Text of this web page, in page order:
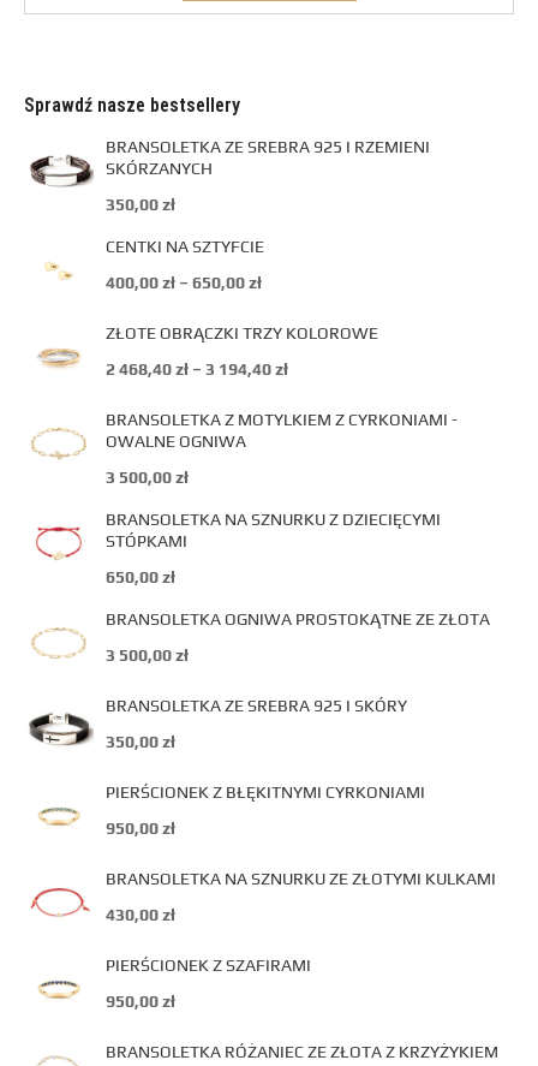
Sprawdź nasze bestsellery
BRANSOLETKA ZE SREBRA 925 I RZEMIENI
SKÓRZANYCH
350,00zł
CENTKI NA SZTYFCIE
400,00zł – 650,00zł
ZŁOTE OBRĄCZKI TRZY KOLOROWE
2 468,40zł – 3 194,40zł
BRANSOLETKA Z MOTYLKIEM Z CYRKONIAMI -
OWALNE OGNIWA
3 500,00zł
BRANSOLETKA NA SZNURKU Z DZIECIĘCYMI
STÓPKAMI
650,00zł
BRANSOLETKA OGNIWA PROSTOKĄTNE ZE ZŁOTA
3 500,00zł
BRANSOLETKA ZE SREBRA 925 I SKÓRY
350,00zł
PIERŚCIONEK Z BŁĘKITNYMI CYRKONIAMI
950,00zł
BRANSOLETKA NA SZNURKU ZE ZŁOTYMI KULKAMI
430,00zł
PIERŚCIONEK Z SZAFIRAMI
950,00zł
BRANSOLETKA RÓŻANIEC ZE ZŁOTA Z KRZYŻYKIEM